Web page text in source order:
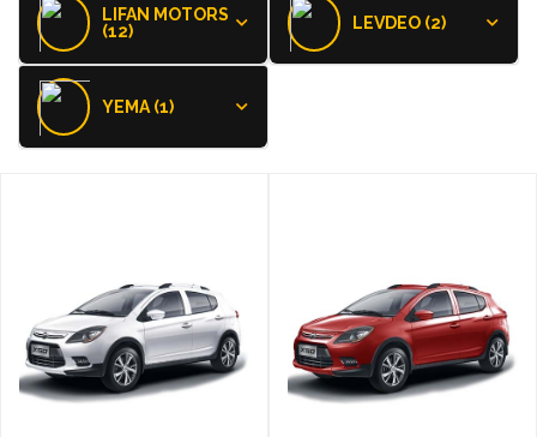
LIFAN MOTORS
(12)
LEVDEO (2)
YEMA (1)